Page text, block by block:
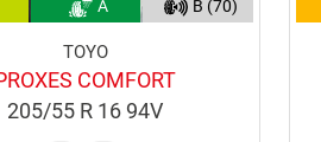
A B (70)
TOYO
COMFORT
205/55 R 16 94V